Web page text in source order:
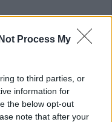
Process My
to third parties, or
information for
the below opt-out
note that after your